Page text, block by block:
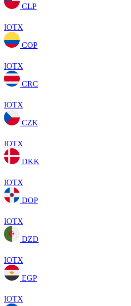
CLP
IOTX
COP
IOTX
CRC
IOTX
CZK
IOTX
DKK
IOTX
DOP
IOTX
DZD
IOTX
EGP
IOTX